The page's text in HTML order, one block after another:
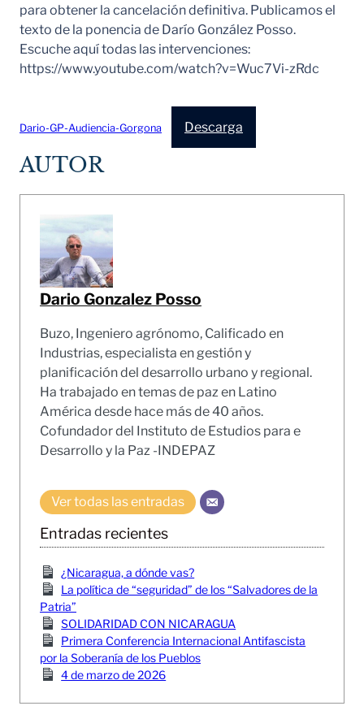
para obtener la cancelación definitiva. Publicamos el
texto de la ponencia de Darío González Posso.
Escuche aquí todas las intervenciones:
https://www.youtube.com/watch?v=Wuc7Vi-zRdc
Dario-GP-Audiencia-Gorgona Descarga
AUTOR
Dario Gonzalez Posso
Buzo, Ingeniero agrónomo, Calificado en
Industrias, especialista en gestión y
planificación del desarrollo urbano y regional.
Ha trabajado en temas de paz en Latino
América desde hace más de 40 años.
Cofundador del Instituto de Estudios para e
Desarrollo y la Paz -INDEPAZ
Ver todas las entradas
Entradas recientes
¿Nicaragua, a dónde vas?
La política de “seguridad” de los “Salvadores de la
Patria”
SOLIDARIDAD CON NICARAGUA
Primera Conferencia Internacional Antifascista
por la Soberanía de los Pueblos
4 de marzo de 2026